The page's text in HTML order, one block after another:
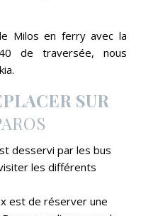
Milos en ferry avec la
de traversée, nous
SUR
desservi par les bus
les différents
est de réserver une